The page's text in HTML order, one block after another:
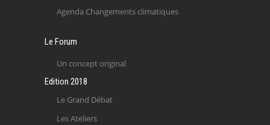
Agenda Changements climatiques
Le Forum
Un concept original
Edition 2018
Le Grand Débat
Les Ateliers